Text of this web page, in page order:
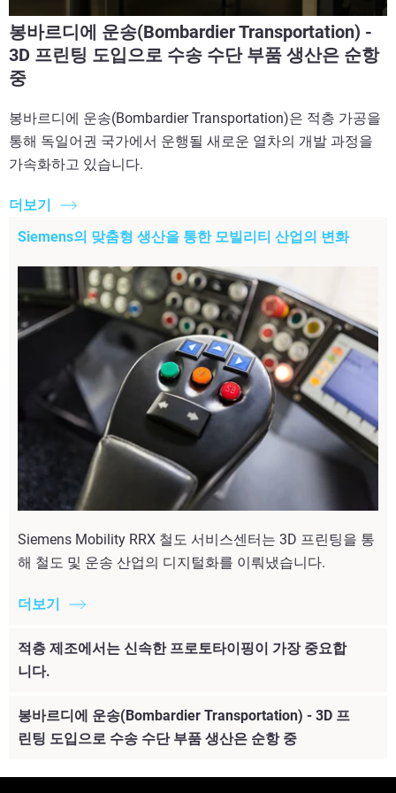
봉바르디에 운송(Bombardier Transportation) -
3D 프린팅 도입으로 수송 수단 부품 생산은 순항
중
봉바르디에 운송(Bombardier Transportation)은 적층 가공을
통해 독일어권 국가에서 운행될 새로운 열차의 개발 과정을
가속화하고 있습니다.
더보기
Siemens의 맞춤형 생산을 통한 모빌리티 산업의 변화
Siemens Mobility RRX 철도 서비스센터는 3D 프린팅을 통
해 철도 및 운송 산업의 디지털화를 이뤄냈습니다.
더보기
적층 제조에서는 신속한 프로토타이핑이 가장 중요합
니다.
봉바르디에 운송(Bombardier Transportation) - 3D 프
린팅 도입으로 수송 수단 부품 생산은 순항 중